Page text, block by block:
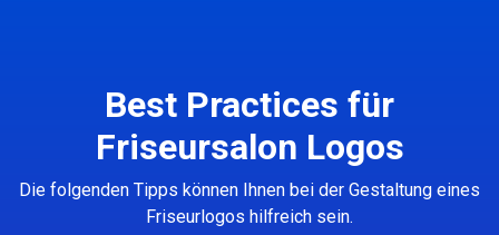
Best Practices für
Friseursalon Logos
Die folgenden Tipps können Ihnen bei der Gestaltung eines
Friseurlogos hilfreich sein.